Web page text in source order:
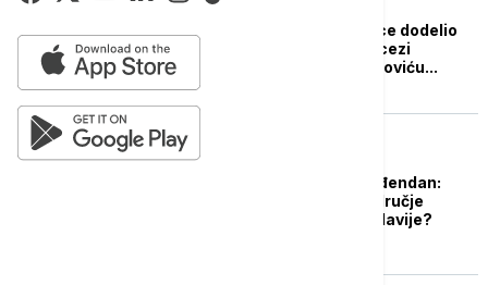
Diplomacy&Commerce dodelio
nagrade ErSrbiji, princezi
Katarini, Dragu Jovanoviću...
Novi Beograd slavi rođendan:
Kako je močvarno područje
postalo centar Jugoslavije?